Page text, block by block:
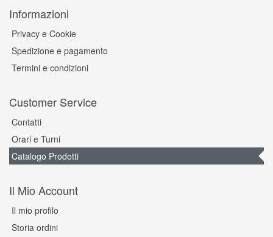
Informazioni
Privacy e Cookie
Spedizione e pagamento
Termini e condizioni
Customer Service
Contatti
Orari e Turni
Catalogo Prodotti
Il Mio Account
Il mio profilo
Storia ordini